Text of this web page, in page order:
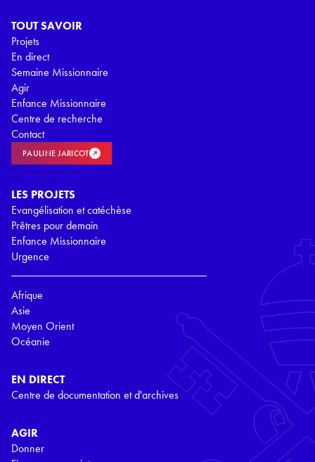
TOUT SAVOIR
Projets
En direct
Semaine Missionnaire
Agir
Enfance Missionnaire
Centre de recherche
Contact
PAULINE JARICOT
LES PROJETS
Evangélisation et catéchèse
Prêtres pour demain
Enfance Missionnaire
Urgence
Afrique
Asie
Moyen Orient
Océanie
EN DIRECT
Centre de documentation et d'archives
AGIR
Donner